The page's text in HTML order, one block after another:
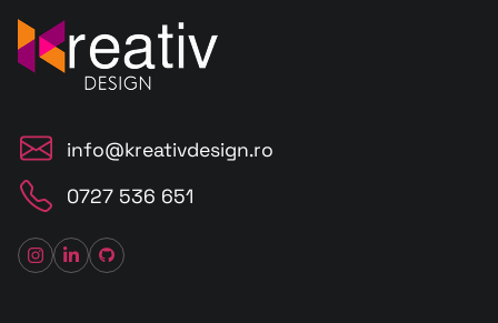
info@kreativdesign.ro
0727 536 651